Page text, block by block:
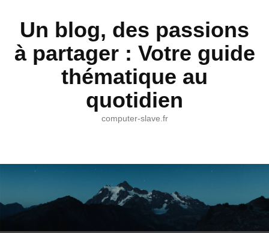
Un blog, des passions
à partager : Votre guide
thématique au
quotidien
computer-slave.fr